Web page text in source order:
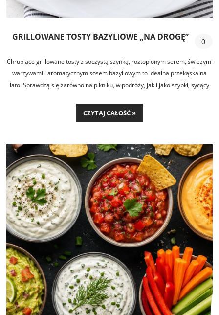
GRILLOWANE TOSTY BAZYLIOWE „NA DROGĘ” 0
Chrupiące grillowane tosty z soczystą szynką, roztopionym serem, świeżymi
warzywami i aromatycznym sosem bazyliowym to idealna przekąska na
lato. Sprawdzą się zarówno na pikniku, w podróży, jak i jako szybki, sycący
CZYTAJ CAŁOŚĆ »